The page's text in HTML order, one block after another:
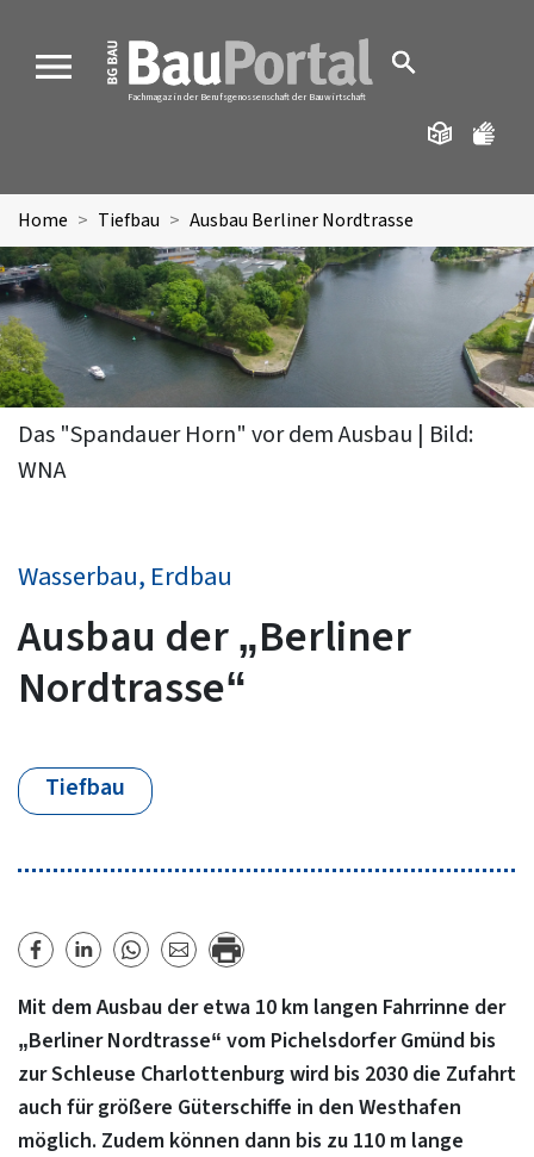
MENU
Fachmagazin der Berufsgenossenschaft der Bauwirtschaft
Home Tiefbau Ausbau Berliner Nordtrasse
Das "Spandauer Horn" vor dem Ausbau | Bild:
WNA
Wasserbau, Erdbau
Ausbau der „Berliner
Nordtrasse“
Tiefbau
Mit dem Ausbau der etwa 10 km langen Fahrrinne der
„Berliner Nordtrasse“ vom Pichelsdorfer Gmünd bis
zur Schleuse Charlottenburg wird bis 2030 die Zufahrt
auch für größere Güterschiffe in den Westhafen
möglich. Zudem können dann bis zu 110 m lange